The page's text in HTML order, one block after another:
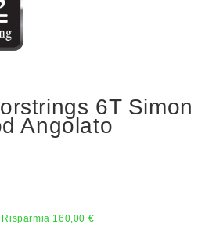
6T Simon
Angolato
Risparmia 160,00 €